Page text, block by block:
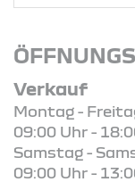
Verkauf
Montag -
09:00 Uhr -
Samstag -
09:00 Uhr -